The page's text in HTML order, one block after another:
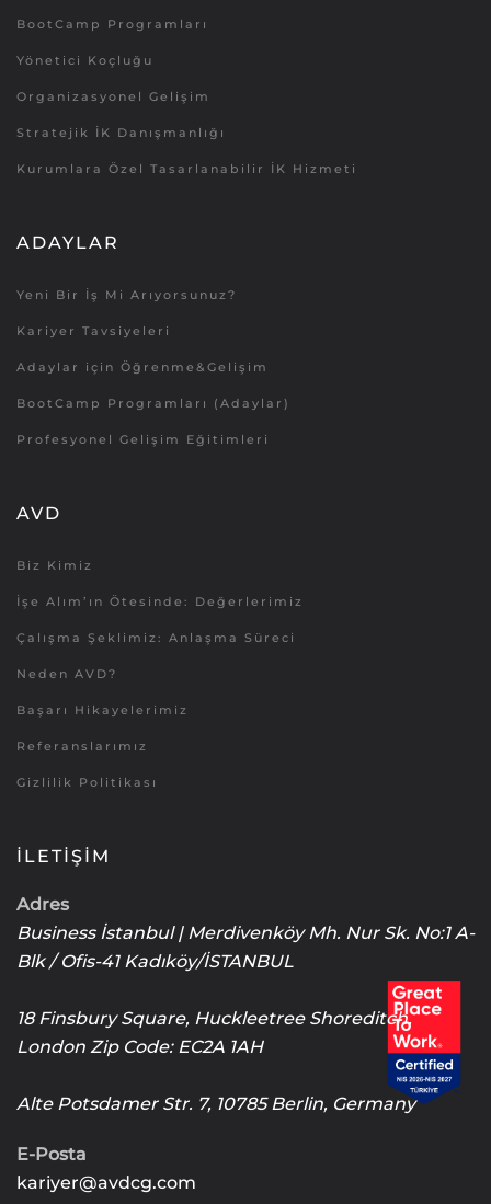
BootCamp Programları
Yönetici Koçluğu
Organizasyonel Gelişim
Stratejik İK Danışmanlığı
Kurumlara Özel Tasarlanabilir İK Hizmeti
ADAYLAR
Yeni Bir İş Mi Arıyorsunuz?
Kariyer Tavsiyeleri
Adaylar için Öğrenme&Gelişim
BootCamp Programları (Adaylar)
Profesyonel Gelişim Eğitimleri
AVD
Biz Kimiz
İşe Alım’ın Ötesinde: Değerlerimiz
Çalışma Şeklimiz: Anlaşma Süreci
Neden AVD?
Başarı Hikayelerimiz
Referanslarımız
Gizlilik Politikası
İLETIŞIM
Adres
Business İstanbul | Merdivenköy Mh. Nur Sk. No:1 A-
Blk / Ofis-41 Kadıköy/İSTANBUL
18 Finsbury Square, Huckleetree Shoreditch,
London Zip Code: EC2A 1AH
Alte Potsdamer Str. 7, 10785 Berlin, Germany
E-Posta
kariyer@avdcg.com